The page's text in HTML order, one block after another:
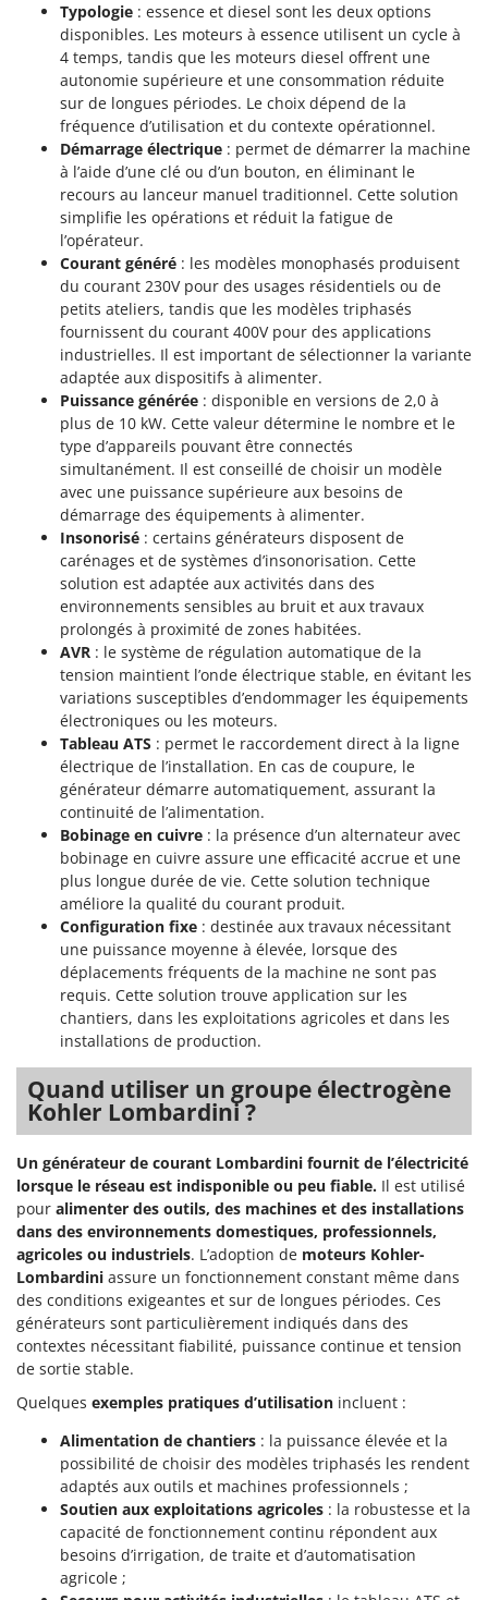
Tenco
Tineco
Titania
Tornado
Tre Spade
Trev - Abrek - TecnoVIR
Trotec
Troy-Bilt
Udor
Unger
Verdemax
Vesco
Volpi
Waldner
Weber
WIDU
Wiper EcoRobot
Wolf Garten
Wortex
Worx
Yard Force
Zanon
Zephir
ZGrills
Zodiac
Zomax
Typologie : essence et diesel sont les deux options
disponibles. Les moteurs à essence utilisent un cycle à
4 temps, tandis que les moteurs diesel offrent une
autonomie supérieure et une consommation réduite
sur de longues périodes. Le choix dépend de la
fréquence d’utilisation et du contexte opérationnel.
Démarrage électrique : permet de démarrer la machine
à l’aide d’une clé ou d’un bouton, en éliminant le
recours au lanceur manuel traditionnel. Cette solution
simplifie les opérations et réduit la fatigue de
l’opérateur.
Courant généré : les modèles monophasés produisent
du courant 230V pour des usages résidentiels ou de
petits ateliers, tandis que les modèles triphasés
fournissent du courant 400V pour des applications
industrielles. Il est important de sélectionner la variante
adaptée aux dispositifs à alimenter.
Puissance générée : disponible en versions de 2,0 à
plus de 10 kW. Cette valeur détermine le nombre et le
type d’appareils pouvant être connectés
simultanément. Il est conseillé de choisir un modèle
avec une puissance supérieure aux besoins de
démarrage des équipements à alimenter.
Insonorisé : certains générateurs disposent de
carénages et de systèmes d’insonorisation. Cette
solution est adaptée aux activités dans des
environnements sensibles au bruit et aux travaux
prolongés à proximité de zones habitées.
AVR : le système de régulation automatique de la
tension maintient l’onde électrique stable, en évitant les
variations susceptibles d’endommager les équipements
électroniques ou les moteurs.
Tableau ATS : permet le raccordement direct à la ligne
électrique de l’installation. En cas de coupure, le
générateur démarre automatiquement, assurant la
continuité de l’alimentation.
Bobinage en cuivre : la présence d’un alternateur avec
bobinage en cuivre assure une efficacité accrue et une
plus longue durée de vie. Cette solution technique
améliore la qualité du courant produit.
Configuration fixe : destinée aux travaux nécessitant
une puissance moyenne à élevée, lorsque des
déplacements fréquents de la machine ne sont pas
requis. Cette solution trouve application sur les
chantiers, dans les exploitations agricoles et dans les
installations de production.
Quand utiliser un groupe électrogène
Kohler Lombardini ?
Un générateur de courant Lombardini fournit de l’électricité
lorsque le réseau est indisponible ou peu fiable. Il est utilisé
pour alimenter des outils, des machines et des installations
dans des environnements domestiques, professionnels,
agricoles ou industriels. L’adoption de moteurs Kohler-
Lombardini assure un fonctionnement constant même dans
des conditions exigeantes et sur de longues périodes. Ces
générateurs sont particulièrement indiqués dans des
contextes nécessitant fiabilité, puissance continue et tension
de sortie stable.
Quelques exemples pratiques d’utilisation incluent :
Alimentation de chantiers : la puissance élevée et la
possibilité de choisir des modèles triphasés les rendent
adaptés aux outils et machines professionnels ;
Soutien aux exploitations agricoles : la robustesse et la
capacité de fonctionnement continu répondent aux
besoins d’irrigation, de traite et d’automatisation
agricole ;